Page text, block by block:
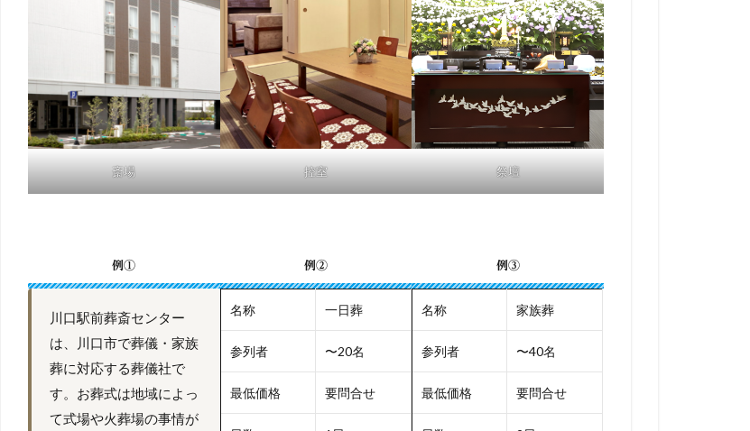
斎場 控室 祭壇
例①
川口駅前葬斎センター
は、川口市で葬儀・家族
葬に対応する葬儀社で
す。お葬式は地域によっ
て式場や火葬場の事情が
例②
名称 一日葬
参列者 〜20名
最低価格 要問合せ
例③
名称 家族葬
参列者 〜40名
最低価格 要問合せ